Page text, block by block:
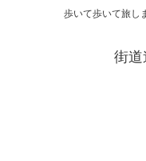
歩いて歩いて旅し
街道